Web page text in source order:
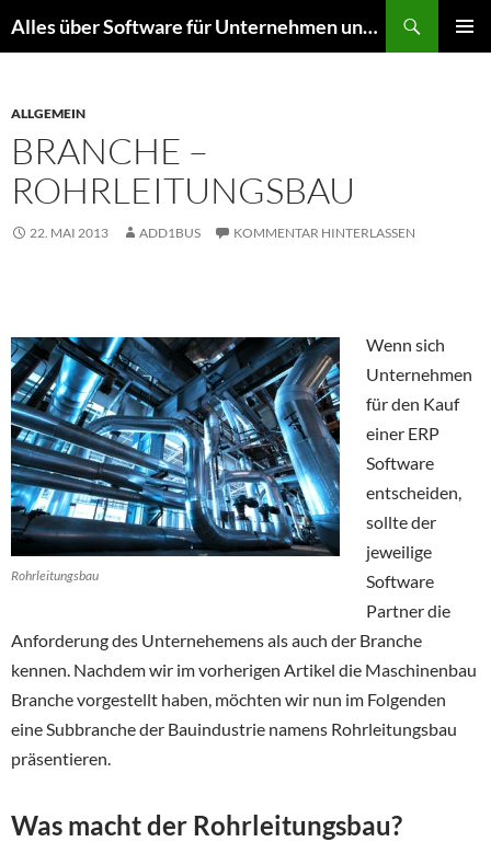
Inhalt
Alles über Software für Unternehmen und mehr
ALLGEMEIN
BRANCHE –
ROHRLEITUNGSBAU
22. MAI 2013 ADD1BUS KOMMENTAR HINTERLASSEN
Rohrleitungsbau
Wenn sich
Unternehmen
für den Kauf
einer ERP
Software
entscheiden,
sollte der
jeweilige
Software
Partner die
Anforderung des Unternehemens als auch der Branche
kennen. Nachdem wir im vorherigen Artikel die Maschinenbau
Branche vorgestellt haben, möchten wir nun im Folgenden
eine Subbranche der Bauindustrie namens Rohrleitungsbau
präsentieren.
Was macht der Rohrleitungsbau?